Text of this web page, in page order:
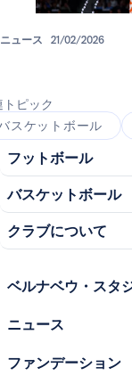
ニュース 21/02/2026
トピック
スケットボール
フットボール
バスケットボール
クラブについて
ベルナベウ・スタ
ニュース
ファンデーション